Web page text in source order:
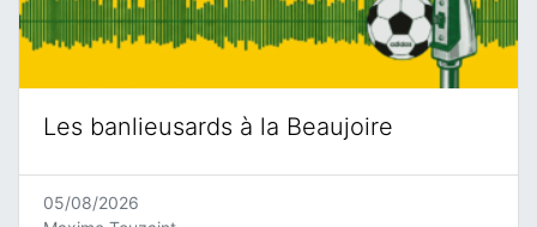
Les banlieusards à la Beaujoire
05/08/2026